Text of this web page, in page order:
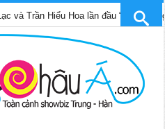
Hiểu Hoa lần đầu “gánh” trọng trách